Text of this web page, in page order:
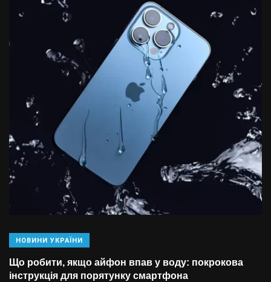
НОВИНИ УКРАЇНИ
Що робити, якщо айфон впав у воду: покрокова
інструкція для порятунку смартфона